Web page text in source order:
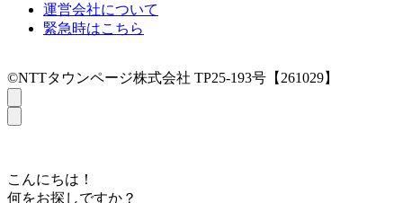
運営会社について
緊急時はこちら
©NTTタウンページ株式会社 TP25-193号【261029】
こんにちは！
何をお探しですか？